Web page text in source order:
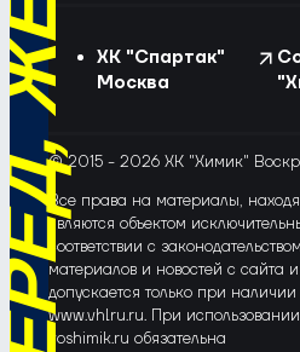
ХК "Спартак"
Москва
© 2015 - 2026 ХК "Химик"
Все права на материалы,
являются объектом
соответствии с
материалов и новостей с сайта
допускается только при
www.vhlru.ru. При
voshimik.ru обязательна